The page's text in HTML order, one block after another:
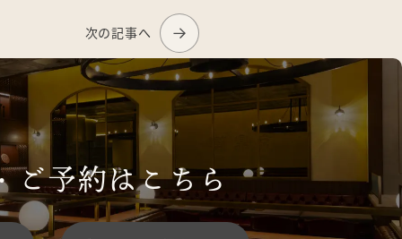
次の記事へ
ご予約はこちら